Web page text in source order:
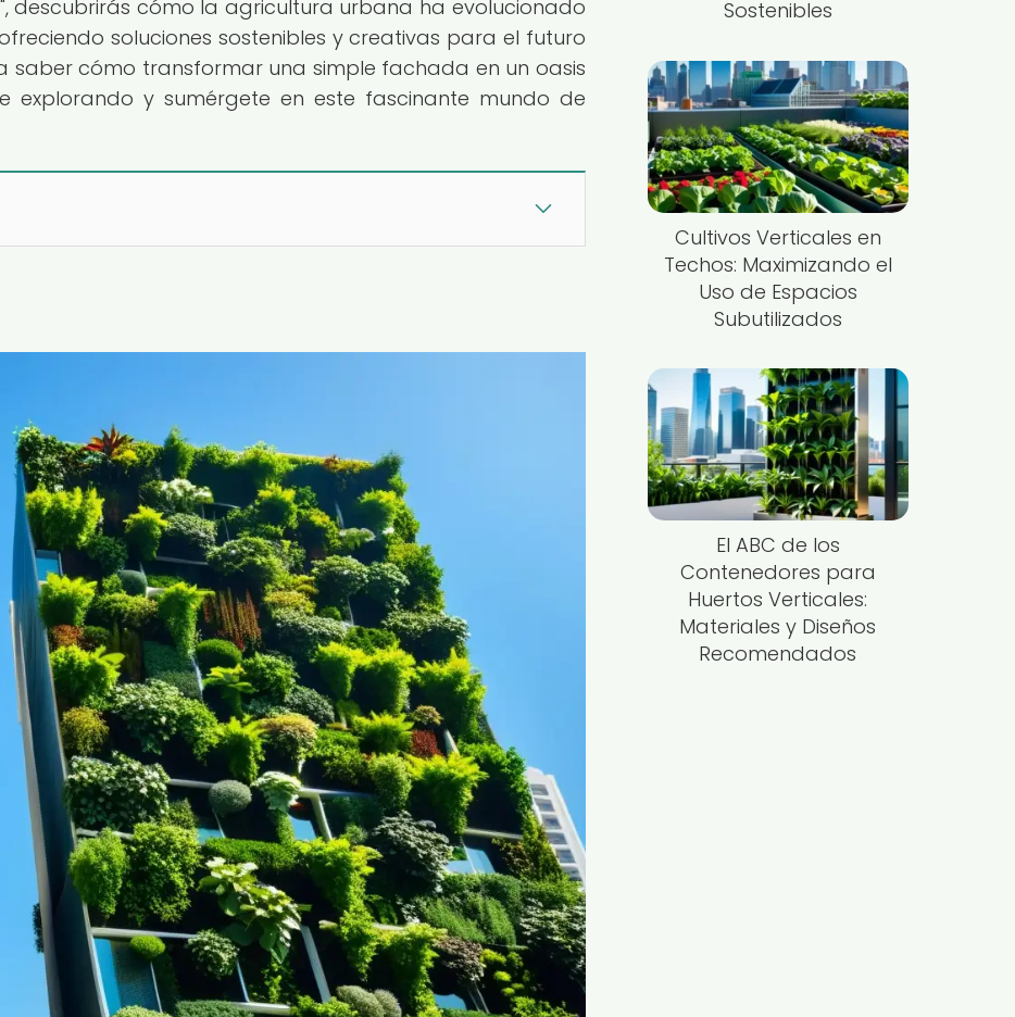
", descubrirás cómo la agricultura urbana ha evolucionado
soluciones sostenibles y creativas para el futuro
saber cómo transformar una simple fachada en un oasis
explorando y sumérgete en este fascinante mundo de
Sostenibles
Cultivos Verticales en
Techos: Maximizando el
Uso de Espacios
Subutilizados
El ABC de los
Contenedores para
Huertos Verticales:
Materiales y Diseños
Recomendados